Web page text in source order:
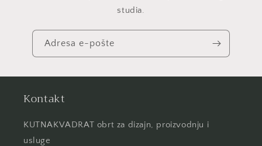
studia.
Adresa e-pošte
Kontakt
KUTNAKVADRAT obrt za dizajn, proizvodnju i
usluge